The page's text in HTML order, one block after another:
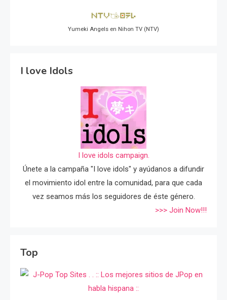
Yumeki Angels en Nihon TV (NTV)
I love Idols
I love idols campaign.
Únete a la campaña "I love idols" y ayúdanos a difundir
el movimiento idol entre la comunidad, para que cada
vez seamos más los seguidores de éste género.
>>> Join Now!!!
Top